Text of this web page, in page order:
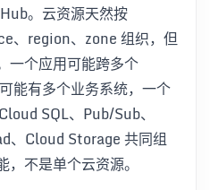
。云资源天然按
、region、zone 组织，但
一个应用可能跨多个
能有多个业务系统，一个
SQL、Pub/Sub、
、Cloud Storage 共同组
不是单个云资源。